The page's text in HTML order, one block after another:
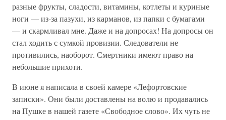
разные фрукты, сладости, витамины, котлеты и куриные
ноги — из-за пазухи, из карманов, из папки с бумагами
— и скармливал мне. Даже и на допросах! На допросы он
стал ходить с сумкой провизии. Следователи не
противились, наоборот. Смертники имеют право на
небольшие прихоти.
В июне я написала в своей камере «Лефортовские
записки». Они были доставлены на волю и продавались
на Пушке в нашей газете «Свободное слово». Их чуть не